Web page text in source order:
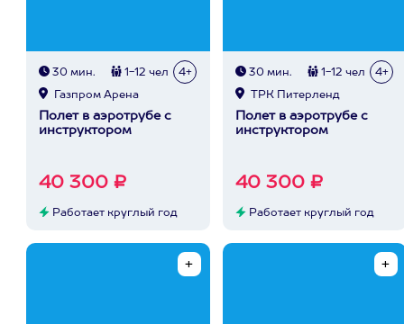
30 мин. 1-12 чел 4+
Газпром Арена
Полет в аэротрубе с
инструктором
40 300 ₽
Работает круглый год
30 мин. 1-12 чел 4+
ТРК Питерленд
Полет в аэротрубе с
инструктором
40 300 ₽
Работает круглый год